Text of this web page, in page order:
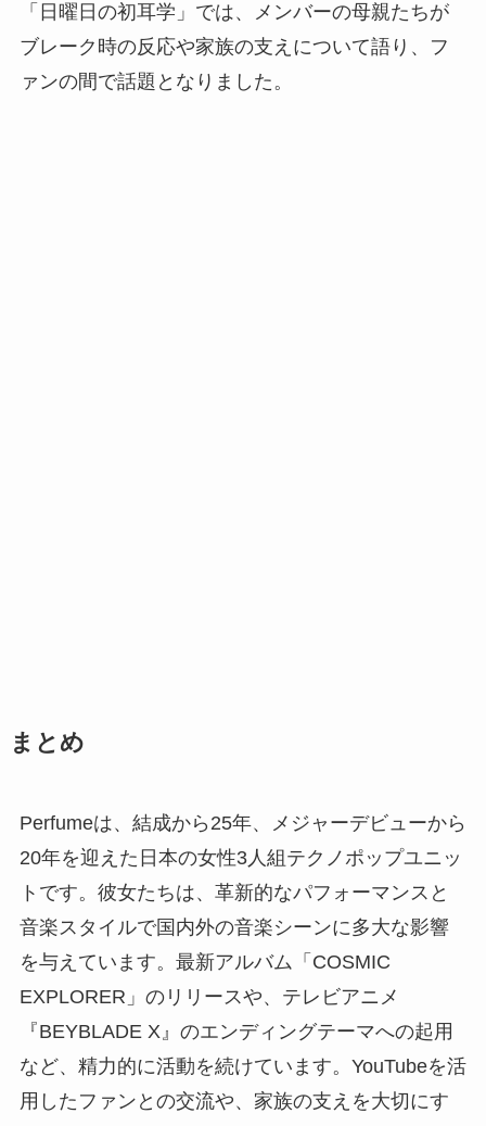
「日曜日の初耳学」では、メンバーの母親たちが
ブレーク時の反応や家族の支えについて語り、フ
ァンの間で話題となりました。
まとめ
Perfumeは、結成から25年、メジャーデビューから
20年を迎えた日本の女性3人組テクノポップユニッ
トです。彼女たちは、革新的なパフォーマンスと
音楽スタイルで国内外の音楽シーンに多大な影響
を与えています。最新アルバム「COSMIC
EXPLORER」のリリースや、テレビアニメ
『BEYBLADE X』のエンディングテーマへの起用
など、精力的に活動を続けています。YouTubeを活
用したファンとの交流や、家族の支えを大切にす